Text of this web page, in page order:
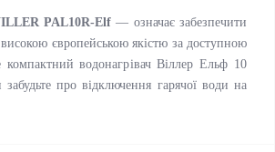
PAL10R-Elf— означає забезпечити
європейською якістю за доступною
компактний водонагрівач Віллер Ельф 10
забудьте про відключення гарячої води на